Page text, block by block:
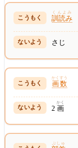
訓読み
くんよみ
さじ
画数
かくすう
2画
かく
ぶしゅ